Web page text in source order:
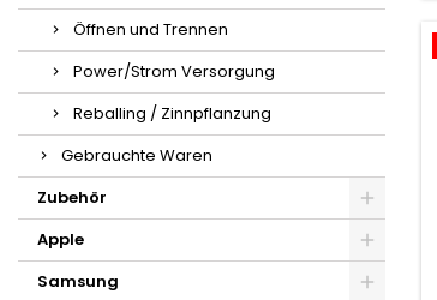
Öffnen und Trennen
Power/Strom Versorgung
Reballing / Zinnpflanzung
Gebrauchte Waren
Zubehör
Apple
Samsung